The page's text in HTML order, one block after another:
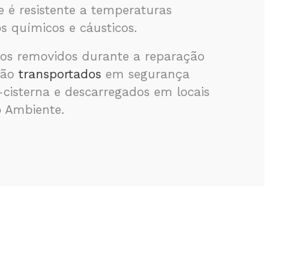
é resistente a temperaturas
químicos e cáusticos.
removidos durante a reparação
transportados em segurança
e descarregados em locais
Ambiente.